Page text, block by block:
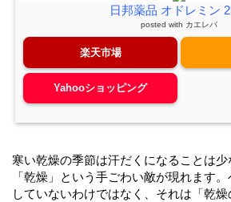
日邦薬品 オドレミン
posted with カエレバ
楽天市場
Yahooショッピング
寒い乾燥の季節は汗だくになることは
「乾燥」という手ごわい敵が現れます
していないわけではなく、それは「乾